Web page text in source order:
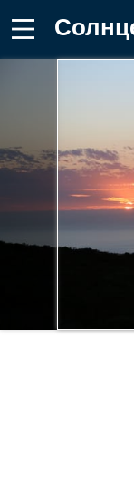
Солнце,